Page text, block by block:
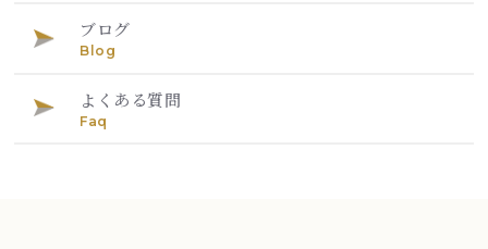
ブログ
Blog
よくある質問
Faq